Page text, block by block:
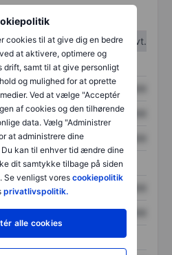
cookies til at give dig en bedre
at aktivere, optimere og
drift, samt til at give personligt
og mulighed for at oprette
Ved at vælge "Acceptér
af cookies og den tilhørende
data. Vælg "Administrer
at administrere dine
kan til enhver tid ændre dine
dit samtykke tilbage på siden
Se venligst vores cookiepolitik
privatlivspolitik.
alle cookies
1. kvt.
2. kvt.
XXXXXXX XXXXXXX
XXXXXXX XXXXXXX
XXXXXXX
XXXXXXX
XXXXXXX XXXXXXX